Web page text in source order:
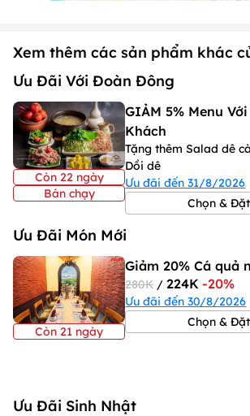
- Nhà hàng tính phí khi khách hàng mang
sau:
+ 50K/1 lít rượu trắng + 50k/1 lít rượu
rượu ngoại... + 200k/ chai rượu vang
Xem thêm các sản phẩm khác
Ưu Đãi Với Đoàn Đông
Còn 22 ngày
Bán chạy
GIẢM 5% Menu
Khách
Tặng thêm Salad dê
Dồi dê
Ưu đãi đến 31/8/2026
Chọn &
Ưu Đãi Món Mới
Còn 21 ngày
Giảm 20% Cá quả
280K / 224K -20%
Ưu đãi đến 30/8/2026
Chọn &
Ưu Đãi Sinh Nhật